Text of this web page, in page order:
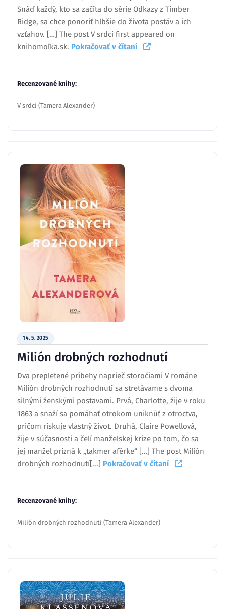
Snáď každý, kto sa začíta do série Odkazy z Timber
Ridge, sa chce ponoriť hlbšie do života postáv a ich
vzťahov. […] The post V srdci first appeared on
knihomoľka.sk. Pokračovať v čítaní
Recenzované knihy:
V srdci (Tamera Alexander)
14. 5. 2025
Milión drobných rozhodnutí
Dva prepletené príbehy naprieč storočiami V románe
Milión drobných rozhodnutí sa stretávame s dvoma
silnými ženskými postavami. Prvá, Charlotte, žije v roku
1863 a snaží sa pomáhať otrokom uniknúť z otroctva,
pričom riskuje vlastný život. Druhá, Claire Powellová,
žije v súčasnosti a čelí manželskej kríze po tom, čo sa
jej manžel prizná k „takmer aférke“ […] The post Milión
drobných rozhodnutí[...] Pokračovať v čítaní
Recenzované knihy:
Milión drobných rozhodnutí (Tamera Alexander)